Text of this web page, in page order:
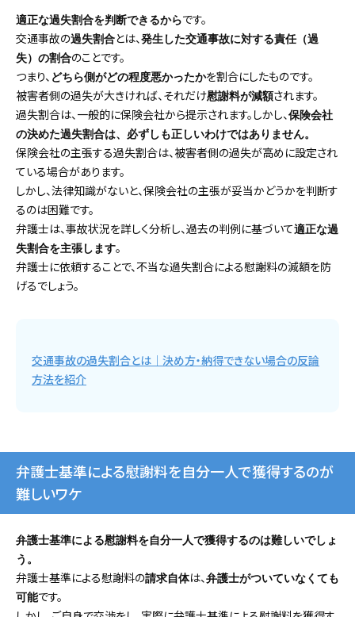
適正な過失割合を判断できるからです。
交通事故の過失割合とは、 発生した交通事故に対する責任（過
失）の割合のことです。
つまり、 どちら側がどの程度悪かったかを割合にしたものです。
被害者側の過失が大きければ、それだけ慰謝料が減額されます。
過失割合は、一般的に保険会社から提示されます。しかし、 保険会社
の決めた過失割合は、必ずしも正しいわけではありません。
保険会社の主張する過失割合は、被害者側の過失が高めに設定され
ている場合があります。
しかし、法律知識がないと、保険会社の主張が妥当かどうかを判断す
るのは困難です。
弁護士は、事故状況を詳しく分析し、過去の判例に基づいて適正な過
失割合を主張します。
弁護士に依頼することで、不当な過失割合による慰謝料の減額を防
げるでしょう。
交通事故の過失割合とは｜決め方・納得できない場合の反論
方法を紹介
弁護士基準による慰謝料を自分一人で獲得するのが
難しいワケ
弁護士基準による慰謝料を自分一人で獲得するのは難しいでしょ
う。
弁護士基準による慰謝料の請求自体は、 弁護士がついていなくても
可能です。